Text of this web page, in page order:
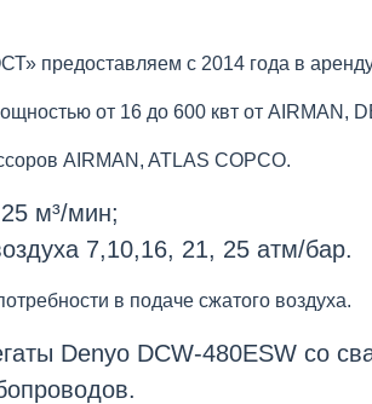
с 2014 года в
от 16 до 600 квт от
AIRMAN, ATLAS COPCO.
м³/мин;
7,10,16, 21, 25 атм/бар.
в подаче сжатого воздуха.
Denyo DCW-480ESW со